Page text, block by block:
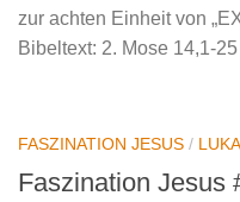
zur achten Einheit von
Bibeltext: 2. Mose 14,1-25
FASZINATION JESUS /
Faszination Jesus